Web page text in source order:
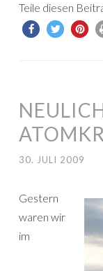
Teile diesen
30. JULI 2009
Gestern
waren wir
im